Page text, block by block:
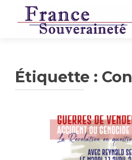
Étiquette :